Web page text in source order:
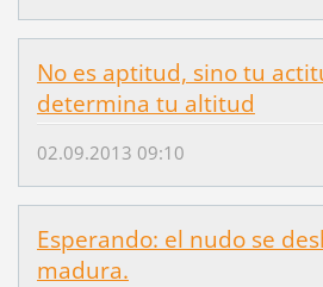
No es aptitud, sino tu
determina tu altitud
02.09.2013 09:10
Esperando: el nudo se
madura.